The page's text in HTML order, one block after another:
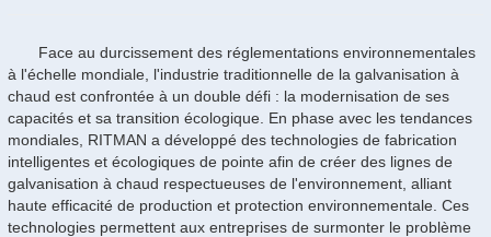
Face au durcissement des réglementations environnementales
à l'échelle mondiale, l'industrie traditionnelle de la galvanisation à
chaud est confrontée à un double défi : la modernisation de ses
capacités et sa transition écologique. En phase avec les tendances
mondiales, RITMAN a développé des technologies de fabrication
intelligentes et écologiques de pointe afin de créer des lignes de
galvanisation à chaud respectueuses de l'environnement, alliant
haute efficacité de production et protection environnementale. Ces
technologies permettent aux entreprises de surmonter le problème